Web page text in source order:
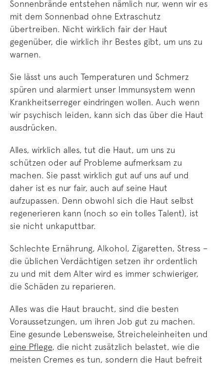
Sonnenbrände entstehen nämlich nur, wenn wir es
mit dem Sonnenbad ohne Extraschutz
übertreiben. Nicht wirklich fair der Haut
gegenüber, die wirklich ihr Bestes gibt, um uns zu
warnen.
Sie lässt uns auch Temperaturen und Schmerz
spüren und alarmiert unser Immunsystem wenn
Krankheitserreger eindringen wollen. Auch wenn
wir psychisch leiden, kann sich das über die Haut
ausdrücken.
Alles, wirklich alles, tut die Haut, um uns zu
schützen oder auf Probleme aufmerksam zu
machen. Sie passt wirklich gut auf uns auf und
daher ist es nur fair, auch auf seine Haut
aufzupassen. Denn obwohl sich die Haut selbst
regenerieren kann (noch so ein tolles Talent), ist
sie nicht unkaputtbar.
Schlechte Ernährung, Alkohol, Zigaretten, Stress –
die üblichen Verdächtigen setzen ihr ordentlich
zu und mit dem Alter wird es immer schwieriger,
die Schäden zu reparieren.
Alles was die Haut braucht, sind die besten
Voraussetzungen, um ihren Job gut zu machen.
Eine gesunde Lebensweise, Streicheleinheiten und
eine Pflege, die nicht zusätzlich belastet, wie die
meisten Cremes es tun, sondern die Haut befreit